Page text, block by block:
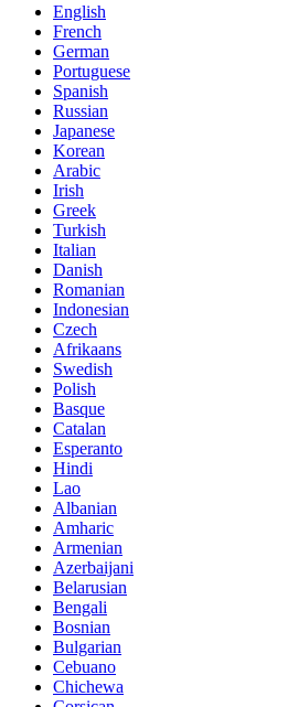
English
French
German
Portuguese
Spanish
Russian
Japanese
Korean
Arabic
Irish
Greek
Turkish
Italian
Danish
Romanian
Indonesian
Czech
Afrikaans
Swedish
Polish
Basque
Catalan
Esperanto
Hindi
Lao
Albanian
Amharic
Armenian
Azerbaijani
Belarusian
Bengali
Bosnian
Bulgarian
Cebuano
Chichewa